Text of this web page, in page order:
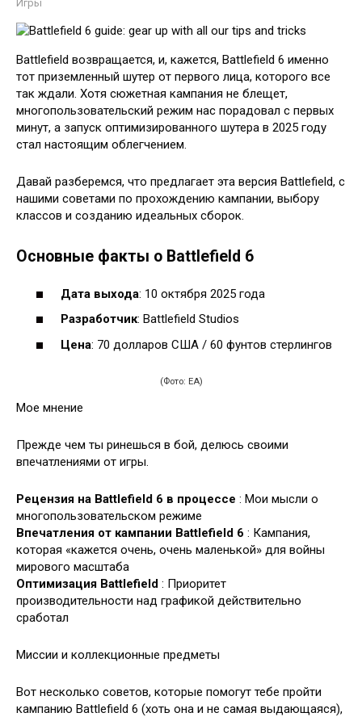
Игры
Battlefield возвращается, и, кажется, Battlefield 6 именно
тот приземленный шутер от первого лица, которого все
так ждали. Хотя сюжетная кампания не блещет,
многопользовательский режим нас порадовал с первых
минут, а запуск оптимизированного шутера в 2025 году
стал настоящим облегчением.
Давай разберемся, что предлагает эта версия Battlefield, с
нашими советами по прохождению кампании, выбору
классов и созданию идеальных сборок.
Основные факты о Battlefield 6
Дата выхода: 10 октября 2025 года
Разработчик: Battlefield Studios
Цена: 70 долларов США / 60 фунтов стерлингов
(Фото: EA)
Мое мнение
Прежде чем ты ринешься в бой, делюсь своими
впечатлениями от игры.
Рецензия на Battlefield 6 в процессе : Мои мысли о
многопользовательском режиме
Впечатления от кампании Battlefield 6 : Кампания,
которая «кажется очень, очень маленькой» для войны
мирового масштаба
Оптимизация Battlefield : Приоритет
производительности над графикой действительно
сработал
Миссии и коллекционные предметы
Вот несколько советов, которые помогут тебе пройти
кампанию Battlefield 6 (хоть она и не самая выдающаяся),